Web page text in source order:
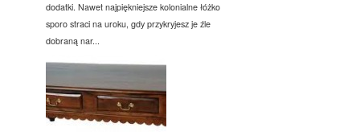
dodatki. Nawet najpiękniejsze kolonialne łóżko
sporo straci na uroku, gdy przykryjesz je źle
dobraną nar...